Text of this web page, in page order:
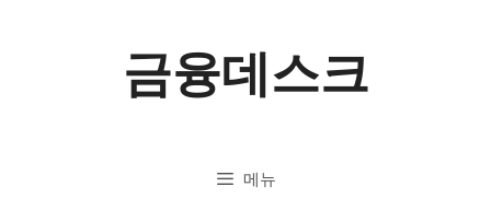
금융데스크
메뉴